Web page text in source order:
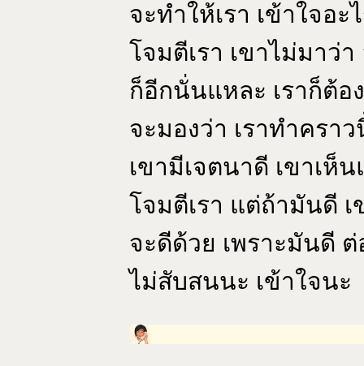
จะทำให้เรา เข้าใจอ
โจมตีเรา เขาไม่มาว่
ก็อีกนั่นแหละ เราก็ต้อ
จะมองว่า เราทำครา
เขามีเจตนาดี เขาเห็
โจมตีเรา แต่ถ้ามันดี
จะดีด้วย เพราะมันดี
ไม่สับสนนะ เข้าใจนะ